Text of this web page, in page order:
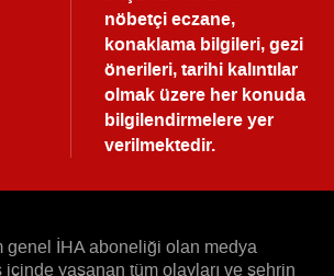
nöbetçi eczane,
konaklama bilgileri, gezi
önerileri, tarihi kalıntılar
olmak üzere her konuda
bilgilendirmelere yer
verilmektedir.
genel İHA aboneliği olan medya
yaşanan tüm olayları ve şehrin